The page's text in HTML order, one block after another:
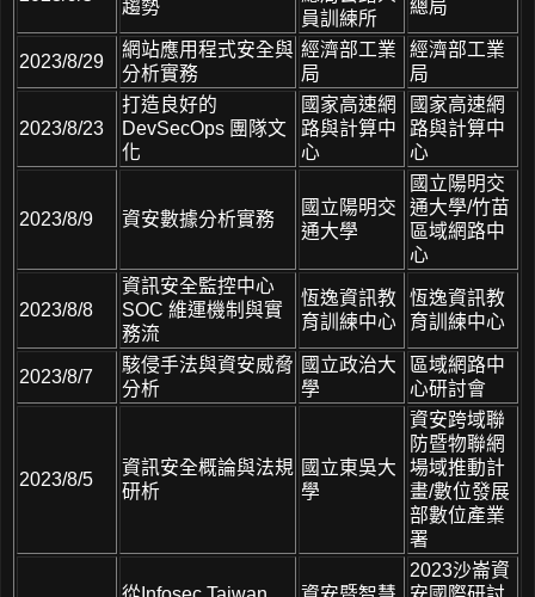
趨勢
員訓練所
總局
2023/8/29
網站應用程式安全與
分析實務
經濟部工業
局
經濟部工業
局
2023/8/23
打造良好的
DevSecOps 團隊文
化
國家高速網
路與計算中
心
國家高速網
路與計算中
心
2023/8/9 資安數據分析實務
國立陽明交
通大學
國立陽明交
通大學/竹苗
區域網路中
心
2023/8/8
資訊安全監控中心
SOC 維運機制與實
務流
恆逸資訊教
育訓練中心
恆逸資訊教
育訓練中心
2023/8/7
駭侵手法與資安威脅
分析
國立政治大
學
區域網路中
心研討會
2023/8/5
資訊安全概論與法規
研析
國立東吳大
學
資安跨域聯
防暨物聯網
場域推動計
畫/數位發展
部數位產業
署
2023沙崙資